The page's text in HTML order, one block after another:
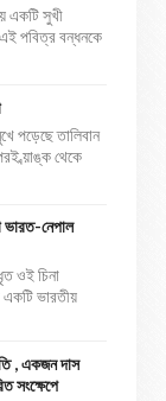
একটি সুখী
পবিত্র বন্ধনকে
পড়েছে তালিবান
ব্য়াঙ্ক থেকে
ভারত-নেপাল
ওই চিনা
ভারতীয়
, একজন দাস
সংক্ষেপে